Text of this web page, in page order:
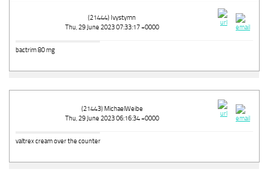
(21444) Ivystymn
Thu, 29 June 2023 07:33:17 +0000
bactrim 80 mg
(21443) MichaelWeibe
Thu, 29 June 2023 06:16:34 +0000
valtrex cream over the counter